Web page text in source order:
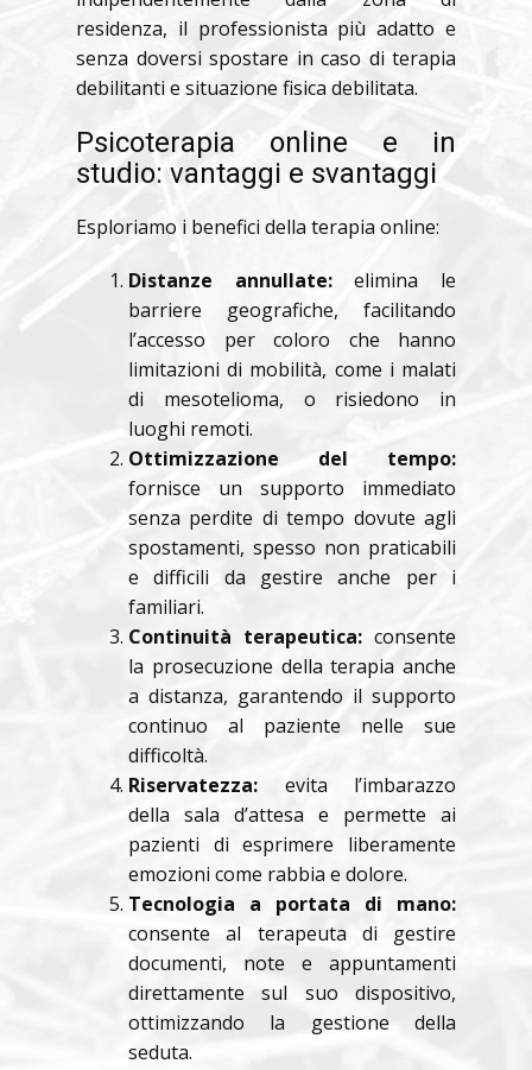
residenza, il professionista più adatto e
senza doversi spostare in caso di terapia
debilitanti e situazione fisica debilitata.
Psicoterapia online e in
studio: vantaggi e svantaggi
Esploriamo i benefici della terapia online:
Distanze annullate:elimina le
barriere geografiche, facilitando
l’accesso per coloro che hanno
limitazioni di mobilità, come i malati
di mesotelioma, o risiedono in
luoghi remoti.
Ottimizzazione del tempo:
fornisce un supporto immediato
senza perdite di tempo dovute agli
spostamenti, spesso non praticabili
e difficili da gestire anche per i
familiari.
Continuità terapeutica: consente
la prosecuzione della terapia anche
a distanza, garantendo il supporto
continuo al paziente nelle sue
difficoltà.
Riservatezza: evita l’imbarazzo
della sala d’attesa e permette ai
pazienti di esprimere liberamente
emozioni come rabbia e dolore.
Tecnologia a portata di mano:
consente al terapeuta di gestire
documenti, note e appuntamenti
direttamente sul suo dispositivo,
ottimizzando la gestione della
seduta.